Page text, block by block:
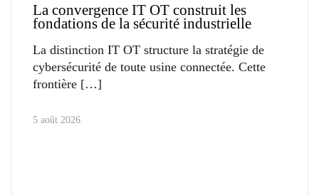
La convergence IT OT construit les
fondations de la sécurité industrielle
La distinction IT OT structure la stratégie de
cybersécurité de toute usine connectée. Cette
frontière
5 août 2026